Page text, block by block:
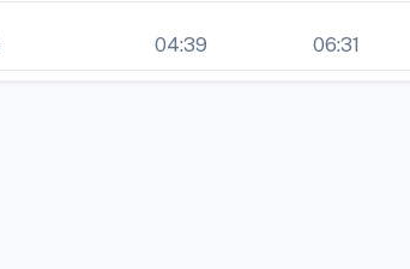
04:39 06:31